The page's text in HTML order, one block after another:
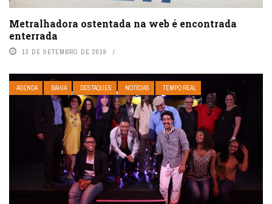
Metralhadora ostentada na web é encontrada
enterrada
13 DE SETEMBRO DE 2019
AGENDA BAHIA DESTAQUES NOTÍCIAS TEMPO REAL